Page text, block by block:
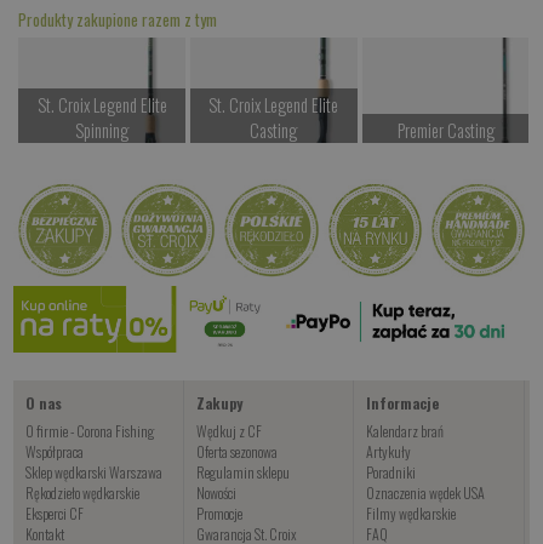
Produkty zakupione razem z tym
St. Croix Legend Elite
Spinning
Kup teraz >
St. Croix Legend Elite
Casting
Kup teraz >
Premier Casting
Kup teraz >
STELLA
od 2697.00 PLN
Kup teraz >
O nas
O firmie - Corona Fishing
Współpraca
Sklep wędkarski Warszawa
Rękodzieło wędkarskie
Eksperci CF
Kontakt
Zakupy
Wędkuj z CF
Oferta sezonowa
Regulamin sklepu
Nowości
Promocje
Gwarancja St. Croix
Informacje
Kalendarz brań
Artykuły
Poradniki
Oznaczenia wędek USA
Filmy wędkarskie
FAQ